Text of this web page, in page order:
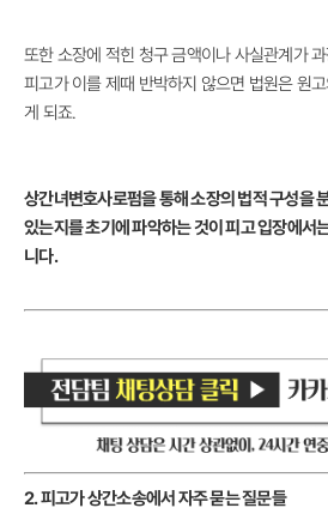
또한 소장에 적힌 청구 금액이나 사실관계가
피고가 이를 제때 반박하지 않으면 법원은 원
게 되죠.
상간녀변호사로펌을 통해 소장의 법적 구성을
있는지를 초기에 파악하는 것이 피고 입장에서
니다.
2. 피고가 상간소송에서 자주 묻는 질문들